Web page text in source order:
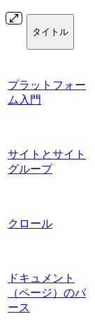
タイトル
プラットフォー
ム入門
サイトとサイト
グループ
クロール
ドキュメント
（ページ）のパ
ース